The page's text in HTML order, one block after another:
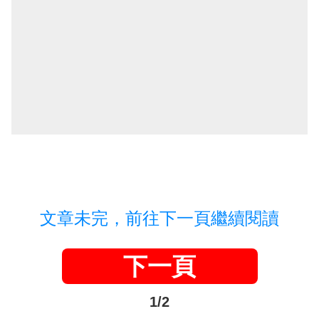
文章未完，前往下一頁繼續閱讀
下一頁
1/2